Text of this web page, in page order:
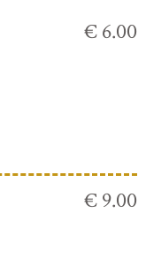
€ 6.00
€ 9.00